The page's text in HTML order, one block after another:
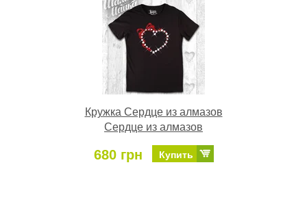
Кружка Сердце из алмазов
Сердце из алмазов
680 грн Купить